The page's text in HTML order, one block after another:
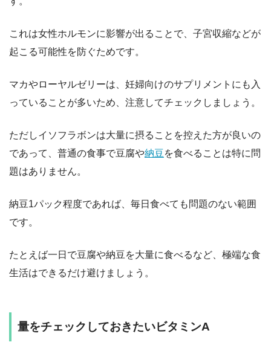
これは女性ホルモンに影響が出ることで、子宮収縮などが
起こる可能性を防ぐためです。
マカやローヤルゼリーは、妊婦向けのサプリメントにも入
っていることが多いため、注意してチェックしましょう。
ただしイソフラボンは大量に摂ることを控えた方が良いの
であって、普通の食事で豆腐や納豆を食べることは特に問
題はありません。
納豆1パック程度であれば、毎日食べても問題のない範囲
です。
たとえば一日で豆腐や納豆を大量に食べるなど、極端な食
生活はできるだけ避けましょう。
量をチェックしておきたいビタミンA